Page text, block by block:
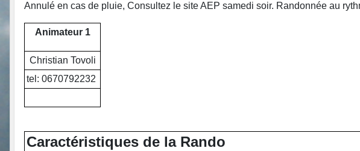
Annulé en cas de pluie, Consultez le site AEP samedi soir. Randonnée au
Animateur 1
Christian Tovoli
tel: 0670792232
Caractéristiques de la Rando